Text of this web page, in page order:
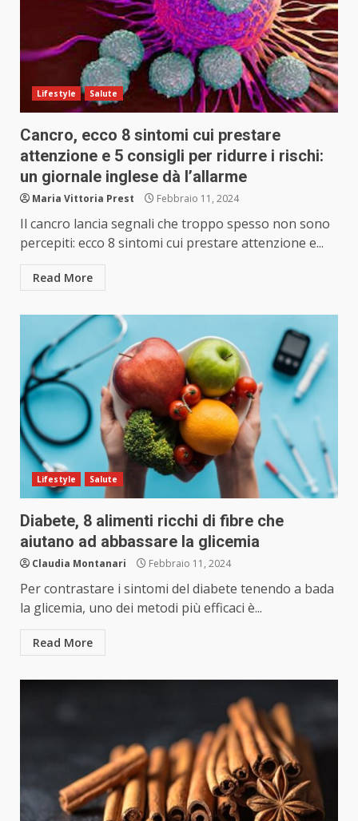
Lifestyle Salute
Cancro, ecco 8 sintomi cui prestare
attenzione e 5 consigli per ridurre i rischi:
un giornale inglese dà l’allarme
Maria Vittoria Prest Febbraio 11, 2024
Il cancro lancia segnali che troppo spesso non sono
percepiti: ecco 8 sintomi cui prestare attenzione e...
Read More
Lifestyle Salute
Diabete, 8 alimenti ricchi di fibre che
aiutano ad abbassare la glicemia
Claudia Montanari Febbraio 11, 2024
Per contrastare i sintomi del diabete tenendo a bada
la glicemia, uno dei metodi più efficaci è...
Read More